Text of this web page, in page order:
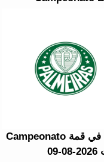
SE Palmeiras ضد SC Internacional في قمة Campeonato